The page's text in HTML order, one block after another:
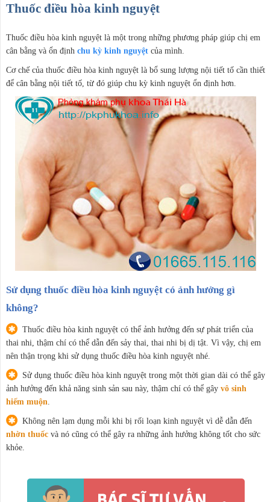
Thuốc điều hòa kinh nguyệt
Thuốc điều hòa kinh nguyệt là một trong những phương pháp giúp chị em
cân bằng và ổn định chu kỳ kinh nguyệtcủa mình.
Cơ chế của thuốc điều hòa kinh nguyệt là bổ sung lượng nội tiết tố cần thiết
để cân bằng nội tiết tố, từ đó giúp chu kỳ kinh nguyệt ổn định hơn.
Sử dụng thuốc điều hòa kinh nguyệt có ảnh hưởng gì
không?
Thuốc điều hòa kinh nguyệt có thể ảnh hưởng đến sự phát triển của
thai nhi, thậm chí có thể dẫn đến sảy thai, thai nhi bị dị tật. Vì vậy, chị em
nên thận trọng khi sử dụng thuốc điều hòa kinh nguyệt nhé.
Sử dụng thuốc điều hòa kinh nguyệt trong một thời gian dài có thể gây
ảnh hưởng đến khả năng sinh sản sau này, thậm chí có thể gây vô sinh
hiếm muộn
Không nên lạm dụng mỗi khi bị rối loạn kinh nguyệt vì dễ dẫn đến
nhờn thuốcvà nó cũng có thể gây ra những ảnh hưởng không tốt cho sức
khỏe.